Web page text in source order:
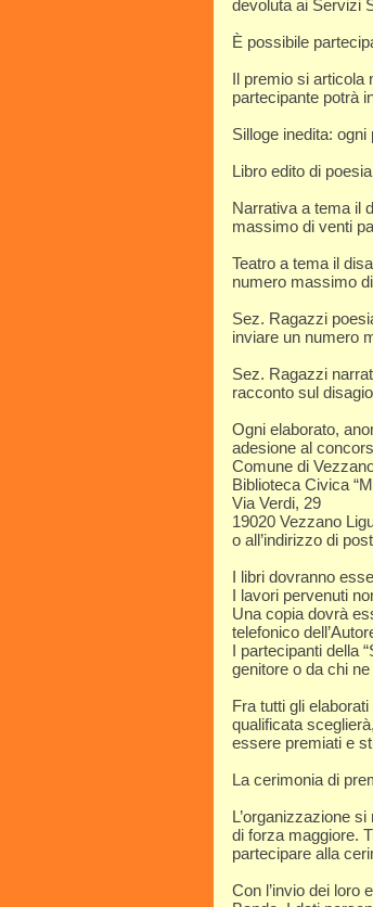
devoluta ai Servizi
È possibile
Il premio si
partecipante potrà
Silloge inedita:
Libro edito di
Narrativa a tema il
massimo di venti
Teatro a tema il
numero massimo
Sez. Ragazzi
inviare un numero
Sez. Ragazzi
racconto sul
Ogni elaborato,
adesione al
Comune di
Biblioteca Civica
Via Verdi, 29
19020 Vezzano
o all’indirizzo di
I libri dovranno
I lavori pervenuti
Una copia dovrà
telefonico
I partecipanti della
genitore o da chi
Fra tutti gli
qualificata
essere premiati e
La cerimonia di
L’organizzazione
di forza maggiore.
partecipare alla
Con l’invio dei loro